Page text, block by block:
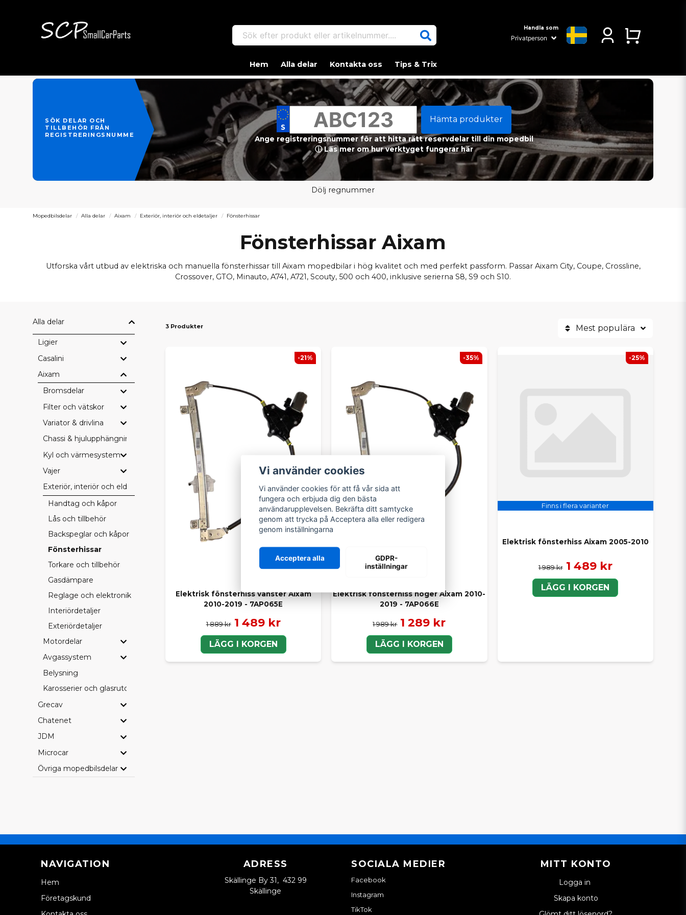
Sök efter produkt eller artikelnummer.... Handla som
Hem Alla delar Kontakta oss Tips & Trix
SÖK DELAR OCH
TILLBEHÖR FRÅN
REGISTRERINGSNUMMER
Hämta produkter
Ange registreringsnummer för att hitta rätt reservdelar till din mopedbil
ⓘ Läs mer om hur verktyget fungerar här
Dölj regnummer
Mopedbilsdelar Alla delar Aixam Exteriör, interiör och eldetaljer Fönsterhissar
Fönsterhissar Aixam
Utforska vårt utbud av elektriska och manuella fönsterhissar till Aixam mopedbilar i hög kvalitet och med perfekt passform. Passar Aixam City, Coupe, Crossline,
Crossover, GTO, Minauto, A741, A721, Scouty, 500 och 400, inklusive serierna S8, S9 och S10.
Alla delar
Ligier
Casalini
Aixam
Bromsdelar
Filter och vätskor
Variator & drivlina
Chassi & hjulupphängning
Kyl och värmesystem
Vajer
Exteriör, interiör och eldetaljer
Handtag och kåpor
Lås och tillbehör
Backspeglar och kåpor
Fönsterhissar
Torkare och tillbehör
Gasdämpare
Reglage och elektronik
Interiördetaljer
Exteriördetaljer
Motordelar
Avgassystem
Belysning
Karosserier och glasrutor
Grecav
Chatenet
JDM
Microcar
Övriga mopedbilsdelar
3 Produkter Mest populära
Elektrisk fönsterhiss vänster Aixam
2010-2019 - 7AP065E
1 889 kr 1 489 kr
LÄGG I KORGEN
-21%
Elektrisk fönsterhiss höger Aixam 2010-
2019 - 7AP066E
1 989 kr 1 289 kr
LÄGG I KORGEN
-35%
Finns i flera varianter
Elektrisk fönsterhiss Aixam 2005-2010
1 989 kr 1 489 kr
LÄGG I KORGEN
-25%
NAVIGATION
Hem
Företagskund
ADRESS
Skällinge By 31, 432 99
Skällinge
SOCIALA MEDIER
Facebook
Instagram
TikTok
MITT KONTO
Logga in
Skapa konto
Vi använder cookies
Vi använder cookies för att få vår sida att
fungera och erbjuda dig den bästa
användarupplevelsen. Bekräfta ditt samtycke
genom att trycka på Acceptera alla eller redigera
genom inställningarna
Acceptera alla
GDPR-
inställningar